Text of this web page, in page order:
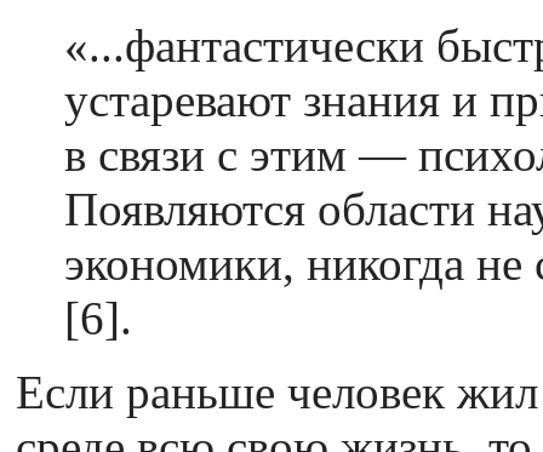
«...фантастически
устаревают знания и
в связи с этим —
Появляются области
экономики, никогда
[6].
Если раньше человек